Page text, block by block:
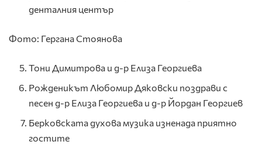
денталния център
Фото: Гергана Стоянова
Тони Димитрова и д-р Елиза Георгиева
Рожденикът Любомир Дяковски поздрави с
песен д-р Елиза Георгиева и д-р Йордан Георгиев
Берковската духова музика изненада приятно
гостите